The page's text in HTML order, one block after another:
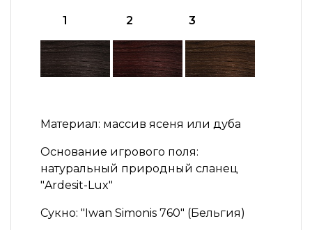
1 2 3
Материал: массив ясеня или дуба
Основание игрового поля:
натуральный природный сланец
"Ardesit-Lux"
Сукно: "Iwan Simonis 760" (Бельгия)